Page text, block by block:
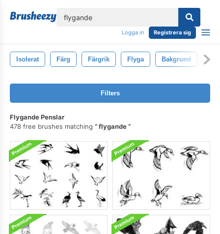
Logga in Registrera sig
Isolerat Färg Färgrik Flyga Bakgrund
Filters
Flygande Penslar
478 free brushes matching
flygande